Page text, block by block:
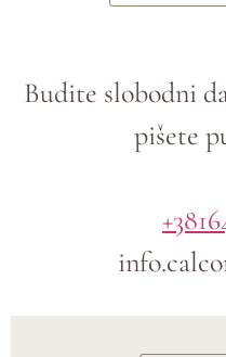
Budite slobodni
pišete